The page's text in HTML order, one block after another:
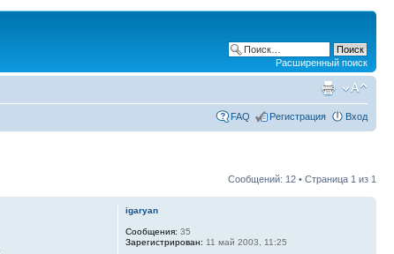
Расширенный поиск
FAQ Регистрация Вход
Сообщений: 12 • Страница 1 из 1
igaryan
Сообщения: 35
Зарегистрирован: 11 май 2003, 11:25